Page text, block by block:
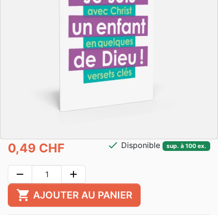
0,49 CHF check Disponible sup. à 100 ex.
remove add
shopping_cart AJOUTER AU PANIER